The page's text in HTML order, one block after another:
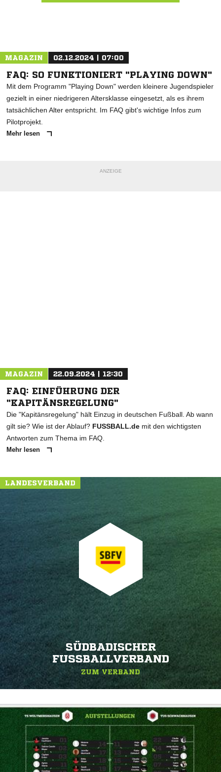
MAGAZIN 02.12.2024 | 07:00
FAQ: SO FUNKTIONIERT "PLAYING DOWN"
Mit dem Programm "Playing Down" werden kleinere Jugendspieler
gezielt in einer niedrigeren Altersklasse eingesetzt, als es ihrem
tatsächlichen Alter entspricht. Im FAQ gibt's wichtige Infos zum
Pilotprojekt.
Mehr lesen
ANZEIGE
MAGAZIN 22.09.2024 | 12:30
FAQ: EINFÜHRUNG DER
"KAPITÄNSREGELUNG"
Die "Kapitänsregelung" hält Einzug in deutschen Fußball. Ab wann
gilt sie? Wie ist der Ablauf? FUSSBALL.de mit den wichtigsten
Antworten zum Thema im FAQ.
Mehr lesen
LANDESVERBAND
SÜDBADISCHER
FUSSBALLVERBAND
ZUM VERBAND